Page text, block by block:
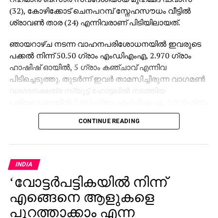
(32), കോഴിക്കോട് ചെനപറമ്പ് സ്നേഹസൗധം വീട്ടില്‍
ശ്രാവണ്‍ താര (24) എന്നിവരാണ് പിടിയിലായത്.
ഞായറാഴ്ച നടന്ന വാഹനപരിശോധനയില്‍ ഇവരുടെ
പക്കല്‍ നിന്ന് 50.50 ഗ്രാം എംഡിഎംഎ, 2.970 ഗ്രാം
ഹാഷിഷ് ഓയില്‍, 5 ഗ്രാം കഞ്ചാവ് എന്നിവ
പിടിച്ചെടുത്തു. തുടര്‍ന്ന് ഇവര്‍ താമസിച്ചിരുന്ന വാഗമണ്‍
വാഗാനക്ഷത്ര സ്യൂട്ട് ഹോട്ടലില്‍ നടത്തിയ
ഹാഷിഷ് ഓയില്‍, 3,75,000 പണവും കൂടി കണ്ടെത്തി.
2025 നവംബര്‍ 11ന് ആലപ്പുഴ അരൂരില്‍ വച്ച് 430 ഗ്രാം
മയക്കുമരുന്ന് കേസില്‍ ജയിലിലാണ്. മുഹമ്മദ്
ഫവാസിനെതിരെയും നിരവധി മയക്കുമരുന്നുകടത്ത്
കേസുകള്‍ നിലവിലുണ്ടന്ന് എക്സൈസ് അറിയിച്ചു.
ആലപ്പുഴയിലെ കേസുമായി ബന്ധപ്പെട്ട് ഒളിവില്‍
CONTINUE READING
INDIA
‘വോട്ടര്‍പട്ടികയില്‍ നിന്ന്
എങ്ങെനെ ആളുകളെ
പുറത്താക്കാം എന്ന